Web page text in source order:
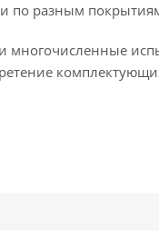
по разным
многочисленные